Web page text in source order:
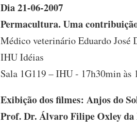
Dia 21-06-2007
Permacultura. Uma
Médico veterinário Eduardo José
IHU Idéias
Sala 1G119 – IHU - 17h30min às
Exibição dos filmes: Anjos do
Prof. Dr. Álvaro Filipe Oxley da